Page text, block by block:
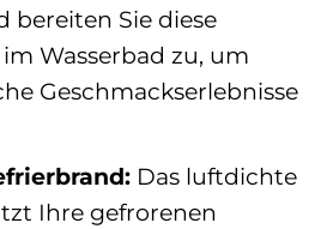
bereiten Sie diese
Wasserbad zu, um
Geschmackserlebnisse
Das luftdichte
Ihre gefrorenen